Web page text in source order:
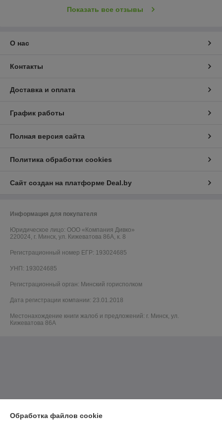
Показать все отзывы
О нас
Контакты
Доставка и оплата
График работы
Полная версия сайта
Политика обработки cookies
Сайт создан на платформе Deal.by
Информация для покупателя
Юридическое лицо: ООО «Компания Дивко»
220024, г. Минск, ул. Кижеватова 86А, к. 8
Регистрационный номер ЕГР: 193024685
УНП: 193024685
Регистрационный орган: Минский горисполком
Дата регистрации компании: 23.01.2018
Местонахождение книги жалоб и предложений: г. Минск, ул.
Кижеватова 86А
Обработка файлов cookie